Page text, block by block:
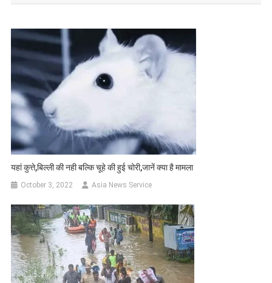
यहां कुत्ते,बिल्ली की नही बल्कि चूहे की हुई चोरी,जानें क्या है मामला
October 3, 2022 Asia News Service